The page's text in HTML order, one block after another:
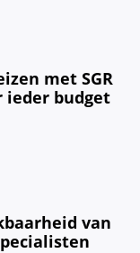
met SGR
ieder budget
van